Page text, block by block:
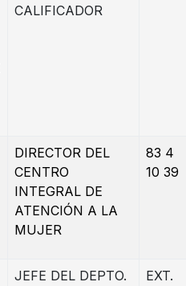
CALIFICADOR
DIRECTOR DEL
CENTRO
INTEGRAL DE
ATENCIÓN A LA
MUJER
83 4
10 39
JEFE DEL DEPTO.
EXT.